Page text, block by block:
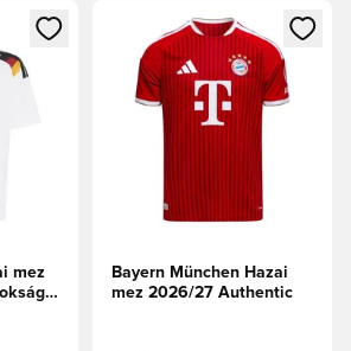
a bejelentkezéshez vagy a tagként
mez
Megnyit egy modált a
Bayern München Hazai
mez 2026/27 Authentic